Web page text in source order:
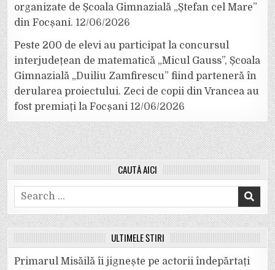
organizate de Școala Gimnazială „Ștefan cel Mare”
din Focșani. 12/06/2026
Peste 200 de elevi au participat la concursul
interjudețean de matematică „Micul Gauss”, Școala
Gimnazială „Duiliu Zamfirescu” fiind parteneră în
derularea proiectului. Zeci de copii din Vrancea au
fost premiați la Focșani 12/06/2026
CAUTĂ AICI
Search
for:
ULTIMELE ȘTIRI
Primarul Misăilă îi jignește pe actorii îndepărtați